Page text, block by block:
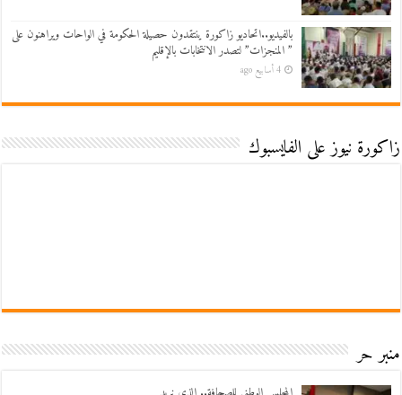
بالفيديو..اتحاديو زاكورة ينتقدون حصيلة الحكومة في الواحات ويراهنون على
” المنجزات” لتصدر الانتخابات بالإقليم
4 أسابيع ago
زاكورة نيوز على الفايسبوك
منبر حر